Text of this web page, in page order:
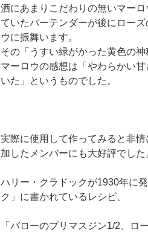
酒にあまりこだわりの無いマー
ていたバーテンダーが後にロー
ウに振舞います。
その「うすい緑がかった黄色の
マーロウの感想は「やわらかい
いた」というものでした。
実際に使用して作ってみると非
加したメンバーにも大好評でした
ハリー・クラドックが1930年に
ク」に書かれているレシピ、
「バローのプリマスジン1/2、ロ